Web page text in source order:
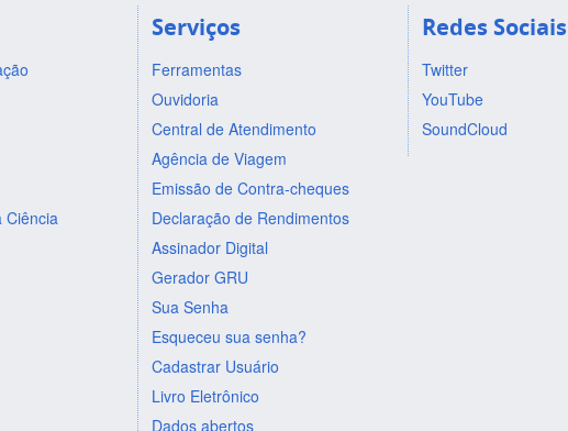
Ciência
Serviços
Ferramentas
Ouvidoria
Central de Atendimento
Agência de Viagem
Emissão de Contra-cheques
Declaração de Rendimentos
Assinador Digital
Gerador GRU
Sua Senha
Esqueceu sua senha?
Cadastrar Usuário
Livro Eletrônico
Dados abertos
Redes Sociais
Twitter
YouTube
SoundCloud